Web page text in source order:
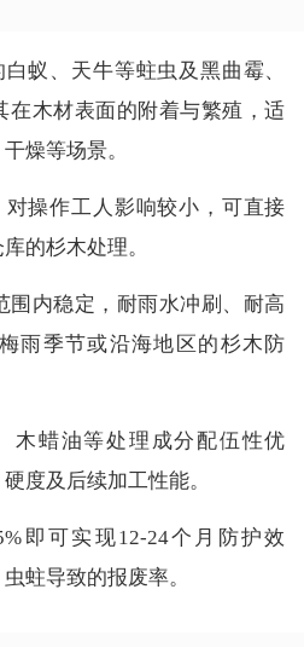
蚁、天牛等蛀虫及黑曲霉、
在木材表面的附着与繁殖，适
燥等场景。
对操作工人影响较小，可直接
的杉木处理。
内稳定，耐雨水冲刷、耐高
雨季节或沿海地区的杉木防
木蜡油等处理成分配伍性优
度及后续加工性能。
即可实现12-24个月防护效
蛀导致的报废率。